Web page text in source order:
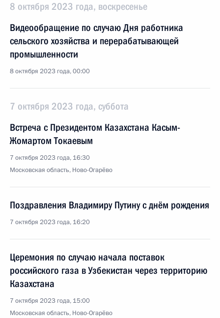
8 октября 2023 года, воскресенье
Видеообращение по случаю Дня работника
сельского хозяйства и перерабатывающей
промышленности
8 октября 2023 года, 00:00
7 октября 2023 года, суббота
Встреча с Президентом Казахстана Касым-
Жомартом Токаевым
7 октября 2023 года, 16:30
Московская область, Ново-Огарёво
Поздравления Владимиру Путину с днём рождения
7 октября 2023 года, 16:20
Церемония по случаю начала поставок
российского газа в Узбекистан через территорию
Казахстана
7 октября 2023 года, 15:00
Московская область, Ново-Огарёво